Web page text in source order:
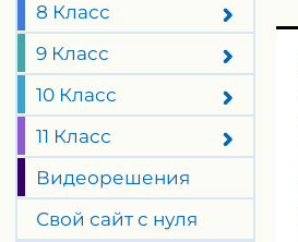
8 Класс
9 Класс
10 Класс
11 Класс
Видеорешения
Свой сайт с нуля